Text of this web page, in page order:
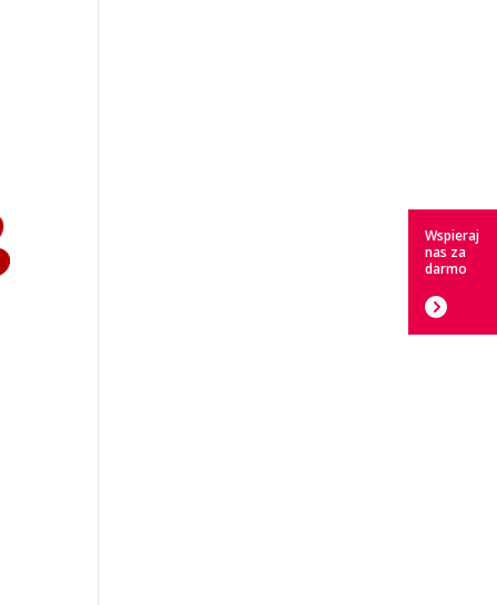
Wspieraj
nas za
darmo